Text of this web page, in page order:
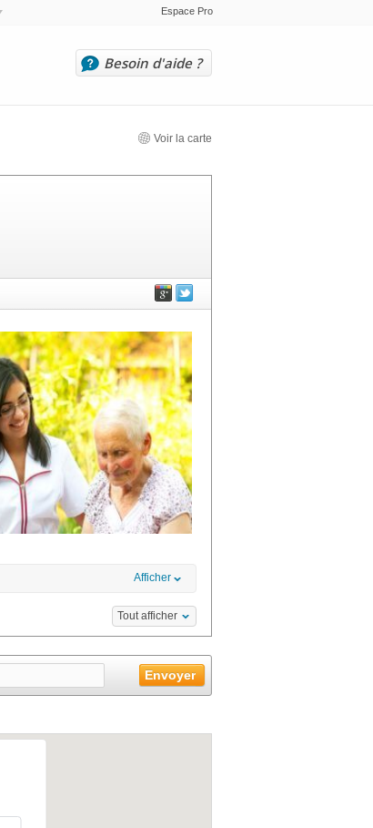
Espace Pro
Besoin d'aide ?
Voir la carte
Afficher
Tout afficher